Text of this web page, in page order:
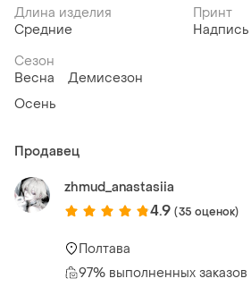
Длина изделия
Средние
Принт
Надпись
Сезон
Весна
Демисезон
Осень
Продавец
zhmud_anastasiia
4.9 (35 оценок)
Полтава
97% выполненных заказов